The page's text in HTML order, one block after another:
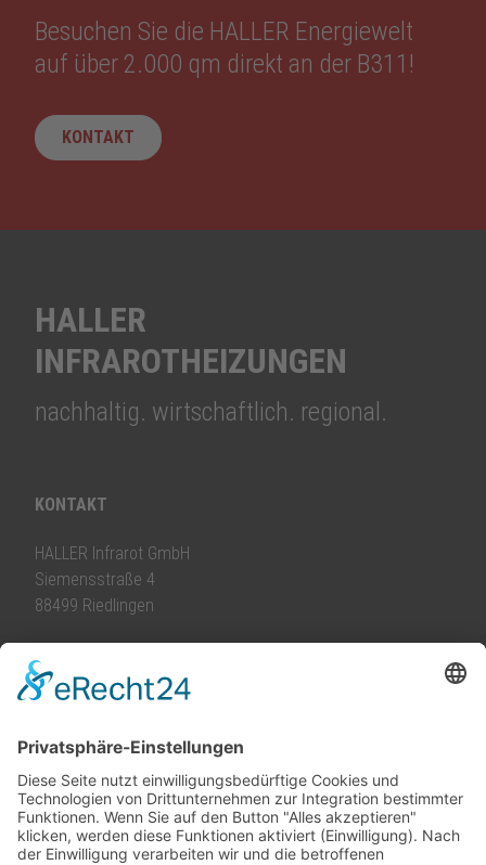
Besuchen Sie die HALLER Energiewelt
auf über 2.000 qm direkt an der B311!
KONTAKT
HALLER
INFRAROTHEIZUNGEN
nachhaltig. wirtschaftlich. regional.
KONTAKT
HALLER Infrarot GmbH
Siemensstraße 4
88499 Riedlingen
info@
Beratung & Service:
+49 7371 965388
Produktion:
+49 7371 9660139